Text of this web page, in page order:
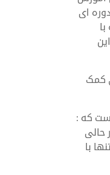
ای
کمک
که :
سال در نظر بگیریم. 20 تا 12 ماه 240 ماه در حالی
پایه را تنها با